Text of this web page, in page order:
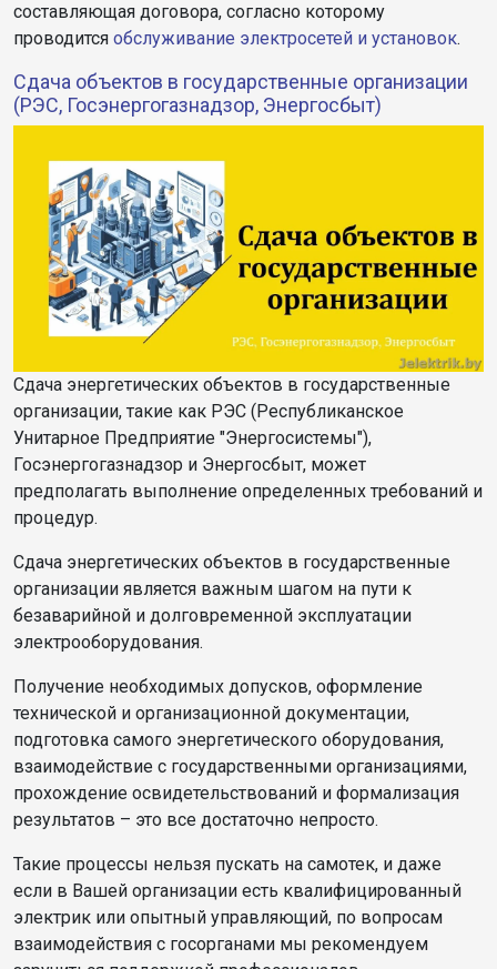
составляющая договора, согласно которому
проводится обслуживание электросетей и установок.
Сдача объектов в государственные организации
(РЭС, Госэнергогазнадзор, Энергосбыт)
Сдача энергетических объектов в государственные
организации, такие как РЭС (Республиканское
Унитарное Предприятие "Энергосистемы"),
Госэнергогазнадзор и Энергосбыт, может
предполагать выполнение определенных требований и
процедур.
Сдача энергетических объектов в государственные
организации является важным шагом на пути к
безаварийной и долговременной эксплуатации
электрооборудования.
Получение необходимых допусков, оформление
технической и организационной документации,
подготовка самого энергетического оборудования,
взаимодействие с государственными организациями,
прохождение освидетельствований и формализация
результатов – это все достаточно непросто.
Такие процессы нельзя пускать на самотек, и даже
если в Вашей организации есть квалифицированный
электрик или опытный управляющий, по вопросам
взаимодействия с госорганами мы рекомендуем